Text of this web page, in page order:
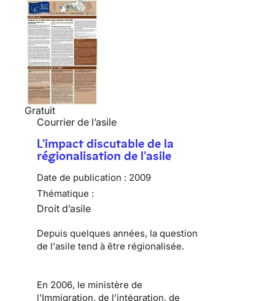
Gratuit
Courrier de l’asile
L'impact discutable de la
régionalisation de l'asile
Date de publication : 2009
Thématique :
Droit d’asile
Depuis quelques années, la question
de l’asile tend à être régionalisée.
En 2006, le ministère de
l’Immigration, de l’intégration, de